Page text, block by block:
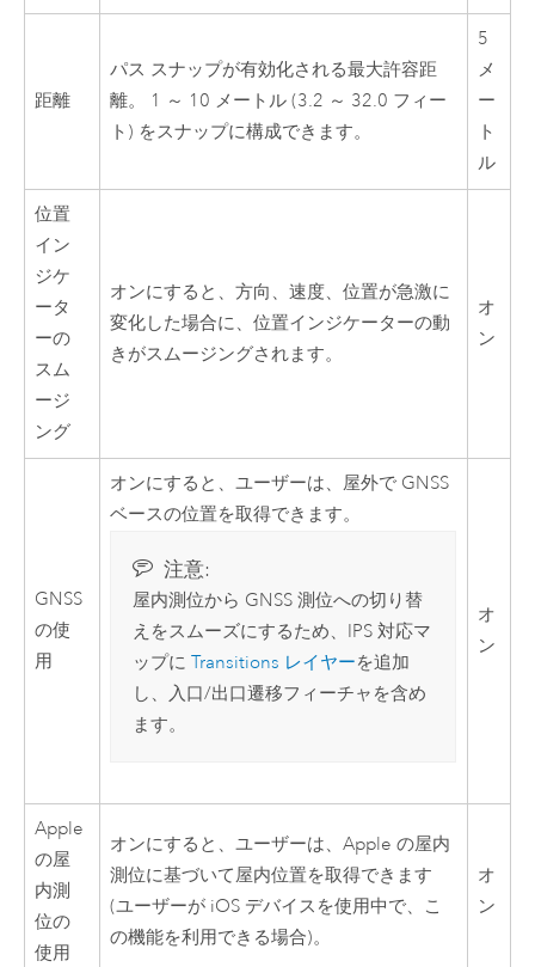
距離
パス スナップが有効化される最大許容距
離。 1 ～ 10 メートル (3.2 ～ 32.0 フィー
ト) をスナップに構成できます。
5
メ
ー
ト
ル
位置
イン
ジケ
ータ
ーの
スム
ージ
ング
オンにすると、方向、速度、位置が急激に
変化した場合に、位置インジケーターの動
きがスムージングされます。
オ
ン
GNSS
の使
用
オンにすると、ユーザーは、屋外で GNSS
ベースの位置を取得できます。
注意:
屋内測位から GNSS 測位への切り替
えをスムーズにするため、IPS 対応マ
ップに Transitions レイヤーを追加
し、入口/出口遷移フィーチャを含め
ます。
オ
ン
Apple
の屋
内測
位の
使用
オンにすると、ユーザーは、Apple の屋内
測位に基づいて屋内位置を取得できます
(ユーザーが iOS デバイスを使用中で、こ
の機能を利用できる場合)。
オ
ン